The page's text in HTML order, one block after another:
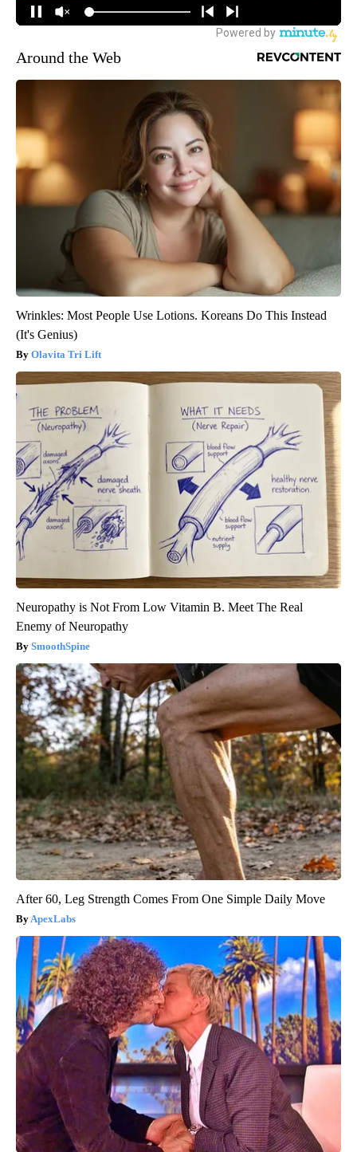
Around the Web
Wrinkles: Most People Use Lotions. Koreans Do This Instead
(It's Genius)
Olavita Tri Lift
Neuropathy is Not From Low Vitamin B. Meet The Real
Enemy of Neuropathy
SmoothSpine
After 60, Leg Strength Comes From One Simple Daily Move
ApexLabs